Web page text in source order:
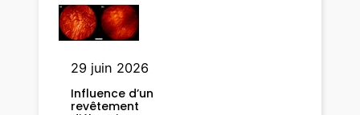
s
f
r
e
29 juin 2026
Influence d’un
revêtement